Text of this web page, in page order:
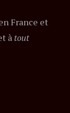
France et
à tout